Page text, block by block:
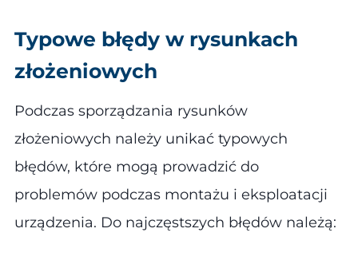
Typowe błędy w rysunkach
złożeniowych
Podczas sporządzania rysunków
złożeniowych należy unikać typowych
błędów, które mogą prowadzić do
problemów podczas montażu i eksploatacji
urządzenia. Do najczęstszych błędów należą​: